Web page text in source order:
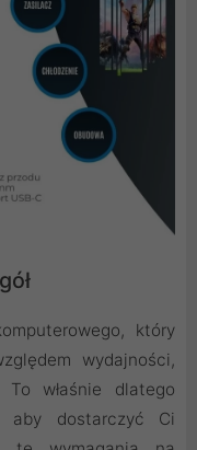
który
wydajności,
właśnie dlatego
aby dostarczyć Ci